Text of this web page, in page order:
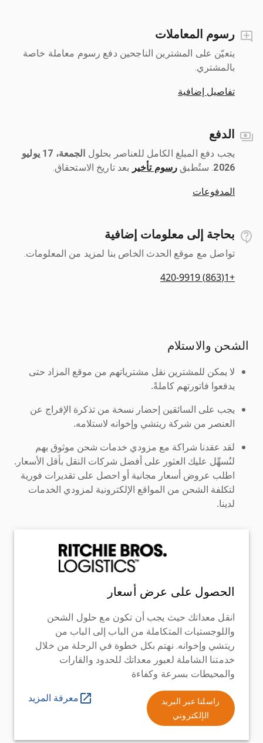
رسوم المعاملات
يتعيّن على المشترين الناجحين دفع رسوم معاملة خاصة
بالمشتري.
تفاصيل إضافية
الدفع
يجب دفع المبلغ الكامل للعناصر بحلول ‎
الجمعة، 17 يوليو
2026
رسوم تأخير بعد تاريخ الاستحقاق.
المدفوعات
بحاجة إلى معلومات إضافية
تواصل مع موقع الحدث الخاص بنا لمزيد من المعلومات.
+1(863) 420-9919
الشحن والاستلام
لا يمكن للمشترين نقل مشترياتهم من موقع المزاد حتى
يدفعوا فاتورتهم كاملةً.
يجب على السائقين إحضار نسخة من تذكرة الإفراج عن
العنصر من شركة ريتشي وإخوانه لاستلامه.
لقد عقدنا شراكة مع مزودي خدمات شحن موثوق بهم
لنُسهِّل عليك العثور على أفضل شركات النقل بأقل الأسعار.
اطلب عروض أسعار مجانية أو احصل على تقديرات فورية
لتكلفة الشحن من المواقع الإلكترونية لمزودي الخدمات
لدينا.
الحصول على عرض أسعار
انقل معداتك حيث يجب أن تكون مع حلول الشحن
واللوجستيات المتكاملة من الباب إلى الباب من
ريتشي وإخوانه. نهتم بكل خطوة في الرحلة من خلال
خدمتنا الشاملة لعبور معداتك للحدود والقارات
والمحيطات بسرعة وكفاءة
راسلنا عبر البريد
الإلكتروني
معرفة المزيد